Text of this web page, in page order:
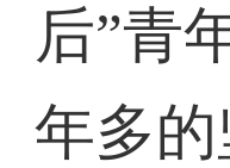
后”青
年多